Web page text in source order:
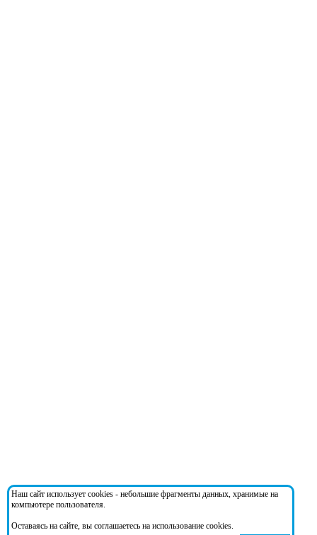
Наш сайт использует cookies - небольшие фрагменты данных, хранимые на
компьютере пользователя.
Оставаясь на сайте, вы соглашаетесь на использование cookies.